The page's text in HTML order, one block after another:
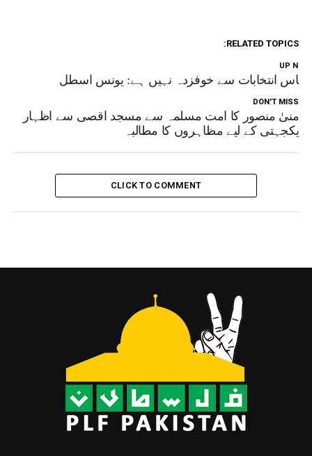
RELATED TOPICS:
UP
انتخابات سے خوفزدہ نہیں ہے: یونس اسطل
DON'T MISS
منیٰ منصور کا امت مسلمہ سے مسجد اقصی سے اظہار
یکجہتی کے لیے مظاہروں کا مطالبہ
CLICK TO COMMENT